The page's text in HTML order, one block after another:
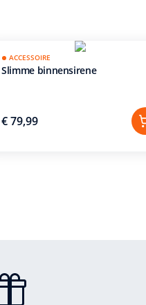
ACCESSOIRE
Slimme binnensirene
€ 79,99